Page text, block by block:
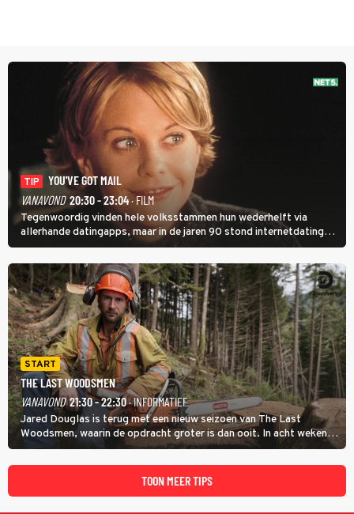
TIP
YOU'VE GOT MAIL
VANAVOND 20:30 - 23:04· FILM
Tegenwoordig vinden hele volksstammen hun wederhelft via
allerhande datingapps, maar in de jaren 90 stond internetdating
nog in de kinderschoenen. In de film You've Got Mail zie je dat
terug.
START
THE LAST WOODSMEN
VANAVOND 21:30 - 22:30· INFORMATIEF
Jared Douglas is terug met een nieuw seizoen van The Last
Woodsmen, waarin de opdracht groter is dan ooit. In acht weken
tijd probeert hij een miljoen dollar bij elkaar te vergaren om de
toekomst van het houthakkersbedrijf te verzekeren.
TOON MEER TIPS